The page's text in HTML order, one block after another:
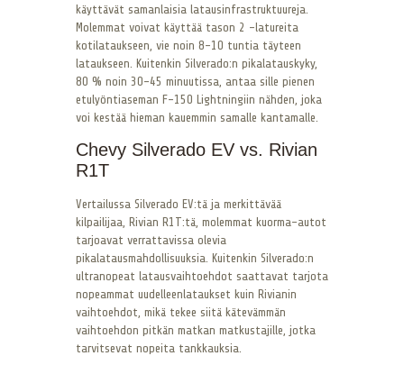
käyttävät samanlaisia latausinfrastruktuureja.
Molemmat voivat käyttää tason 2 -latureita
kotilataukseen, vie noin 8-10 tuntia täyteen
lataukseen. Kuitenkin Silverado:n pikalatauskyky,
80 % noin 30-45 minuutissa, antaa sille pienen
etulyöntiaseman F-150 Lightningiin nähden, joka
voi kestää hieman kauemmin samalle kantamalle.
Chevy Silverado EV vs. Rivian
R1T
Vertailussa Silverado EV:tä ja merkittävää
kilpailijaa, Rivian R1T:tä, molemmat kuorma-autot
tarjoavat verrattavissa olevia
pikalatausmahdollisuuksia. Kuitenkin Silverado:n
ultranopeat latausvaihtoehdot saattavat tarjota
nopeammat uudelleenlataukset kuin Rivianin
vaihtoehdot, mikä tekee siitä kätevämmän
vaihtoehdon pitkän matkan matkustajille, jotka
tarvitsevat nopeita tankkauksia.